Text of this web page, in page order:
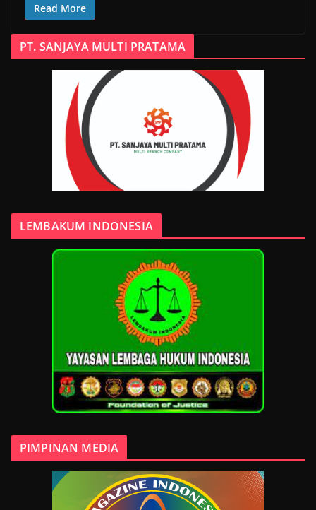
Read More
PT. SANJAYA MULTI PRATAMA
LEMBAKUM INDONESIA
PIMPINAN MEDIA